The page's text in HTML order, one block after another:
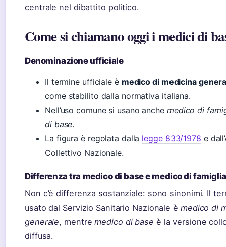
centrale nel dibattito politico.
Come si chiamano oggi i medici di
Denominazione ufficiale
Il termine ufficiale è medico di medicina
come stabilito dalla normativa italiana.
Nell’uso comune si usano anche medico di
di base.
La figura è regolata dalla legge 833/1978 e
Collettivo Nazionale.
Differenza tra medico di base e medico di famiglia
Non c’è differenza sostanziale: sono sinonimi. Il
usato dal Servizio Sanitario Nazionale è medico di
generale, mentremedico di base è la versione
diffusa.